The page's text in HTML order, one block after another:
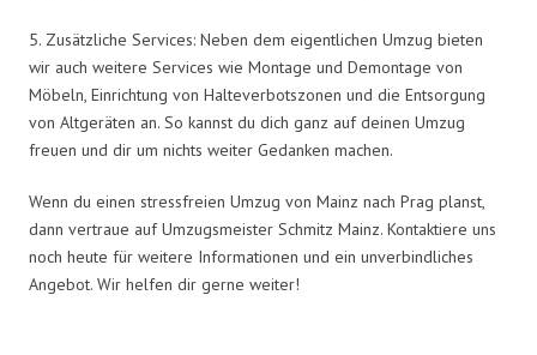
5. Zusätzliche Services: Neben dem eigentlichen Umzug bieten
wir auch weitere Services wie Montage und Demontage von
Möbeln, Einrichtung von Halteverbotszonen und die Entsorgung
von Altgeräten an. So kannst du dich ganz auf deinen Umzug
freuen und dir um nichts weiter Gedanken machen.
Wenn du einen stressfreien Umzug von Mainz nach Prag planst,
dann vertraue auf Umzugsmeister Schmitz Mainz. Kontaktiere uns
noch heute für weitere Informationen und ein unverbindliches
Angebot. Wir helfen dir gerne weiter!